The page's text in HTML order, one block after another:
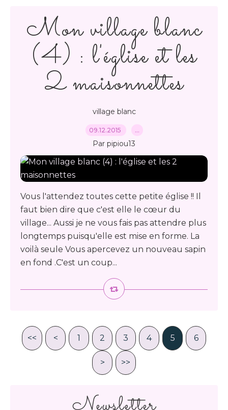
Mon village blanc
(4) : l'église et les
2 maisonnettes
village blanc
09.12.2015 …
Par pipiou13
Vous l'attendez toutes cette petite église !! Il
faut bien dire que c'est elle le cœur du
village... Aussi je ne vous fais pas attendre plus
longtemps puisqu'elle est mise en forme. La
voilà seule Vous apercevez un nouveau sapin
en fond .C'est un coup...
<< < 1 2 3 4 5 6
> >>